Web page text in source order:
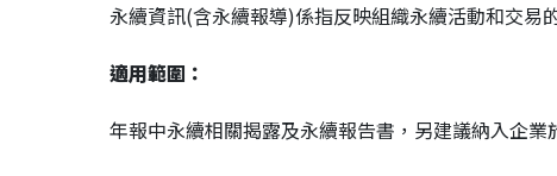
永續資訊(含永續報導)係指反映組織永續活動和交易
適用範圍：
年報中永續相關揭露及永續報告書，另建議納入企業